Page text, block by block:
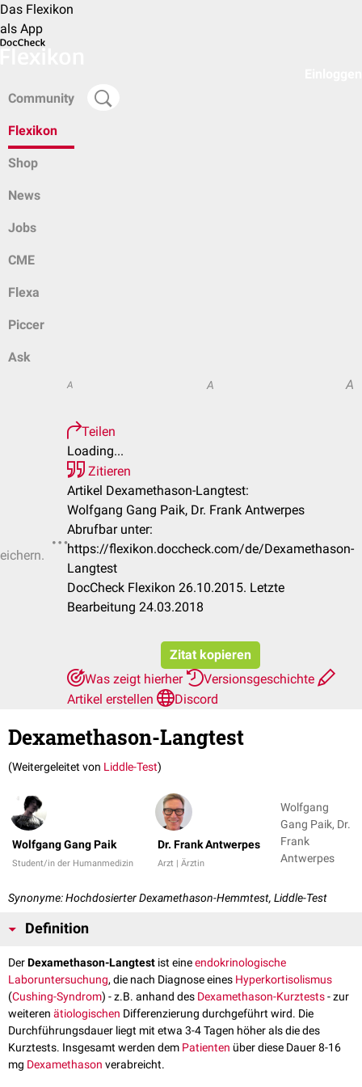
Das Flexikon
als App
Community
Flexikon
Shop
News
Jobs
CME
Flexa
Piccer
Ask
A A A
Teilen
Loading...
Zitieren
Artikel Dexamethason-Langtest:
Wolfgang Gang Paik, Dr. Frank Antwerpes
Abrufbar unter:
https://flexikon.doccheck.com/de/Dexamethason-
Langtest
DocCheck Flexikon 26.10.2015. Letzte
Bearbeitung 24.03.2018
Zitat kopieren
Was zeigt hierher
Versionsgeschichte
Artikel erstellen
Discord
Dexamethason-Langtest
(Weitergeleitet von Liddle-Test)
Wolfgang Gang Paik
Student/in der Humanmedizin
Dr. Frank Antwerpes
Arzt | Ärztin
Wolfgang
Gang Paik, Dr.
Frank
Antwerpes
Synonyme: Hochdosierter Dexamethason-Hemmtest, Liddle-Test
Definition
DerDexamethason-Langtest ist eineendokrinologische
Laboruntersuchung, die nach Diagnose eines Hyperkortisolismus
(Cushing-Syndrom) - z.B. anhand des Dexamethason-Kurztests- zur
weiteren ätiologischen Differenzierung durchgeführt wird. Die
Durchführungsdauer liegt mit etwa 3-4 Tagen höher als die des
Kurztests. Insgesamt werden dem Patienten über diese Dauer 8-16
mg Dexamethason verabreicht.